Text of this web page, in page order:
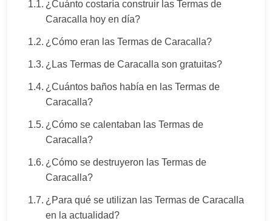
¿Cuánto costaría construir las Termas de
Caracalla hoy en día?
¿Cómo eran las Termas de Caracalla?
¿Las Termas de Caracalla son gratuitas?
¿Cuántos baños había en las Termas de
Caracalla?
¿Cómo se calentaban las Termas de
Caracalla?
¿Cómo se destruyeron las Termas de
Caracalla?
¿Para qué se utilizan las Termas de Caracalla
en la actualidad?